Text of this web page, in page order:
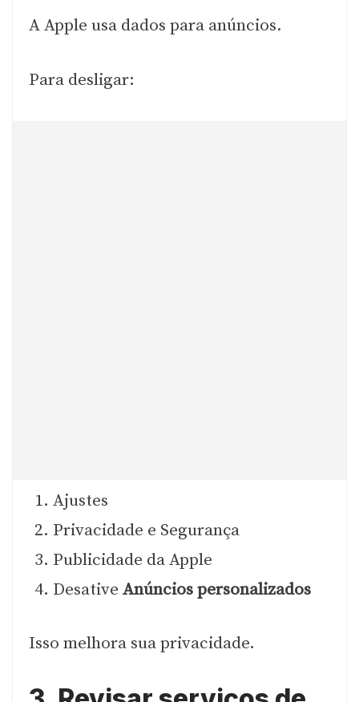
A Apple usa dados para anúncios.
Para desligar:
Ajustes
Privacidade e Segurança
Publicidade da Apple
Desative Anúncios personalizados
Isso melhora sua privacidade.